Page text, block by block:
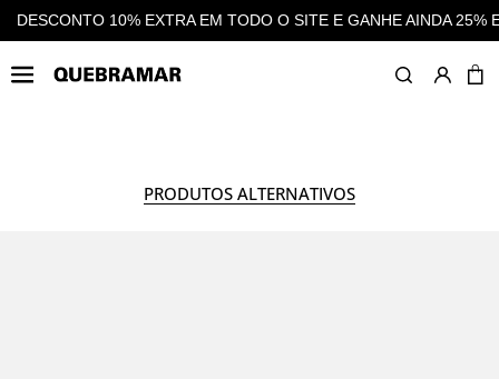
CASHBACK EM TODAS AS COMPRAS DESCONTO 10%
PRODUTOS ALTERNATIVOS